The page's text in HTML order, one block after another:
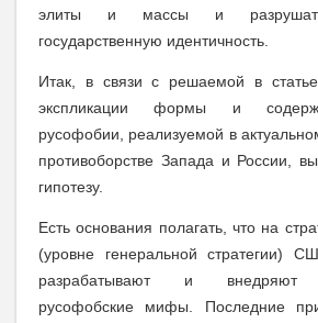
элиты и массы и разрушать
государственную идентичность.
Итак, в связи с решаемой в
экспликации формы и
русофобии, реализуемой в
противоборстве Запада и России,
гипотезу.
Есть основания полагать, что на
(уровне генеральной стратегии)
разрабатывают и внедряют
русофобские мифы. Последние